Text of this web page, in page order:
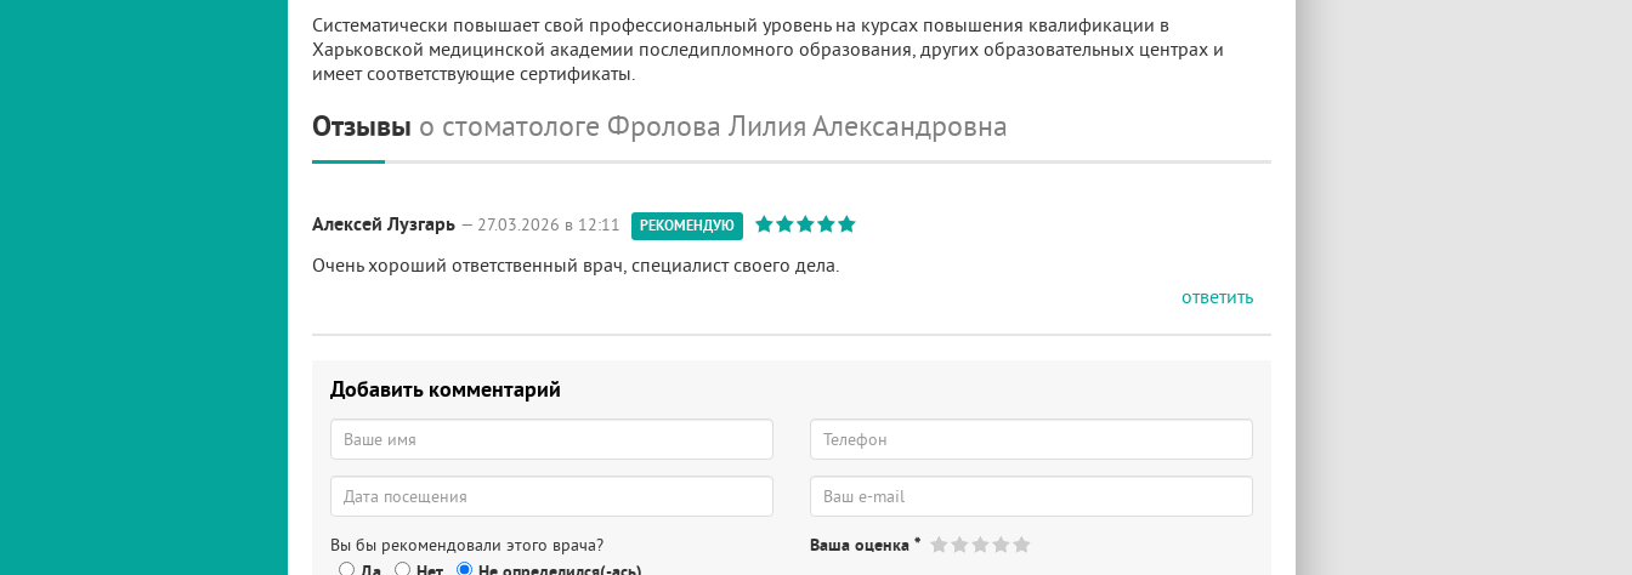
Систематически повышает свой профессиональный уровень на курсах повышения квалификации в
Харьковской медицинской академии последипломного образования, других образовательных центрах и
имеет соответствующие сертификаты.
Отзывы о стоматологе Фролова Лилия Александровна
Алексей Лузгарь — 27.03.2026 в 12:11 РЕКОМЕНДУЮ
Очень хороший ответственный врач, специалист своего дела.
ответить
Добавить комментарий
Вы бы рекомендовали этого врача?
Ваша оценка*